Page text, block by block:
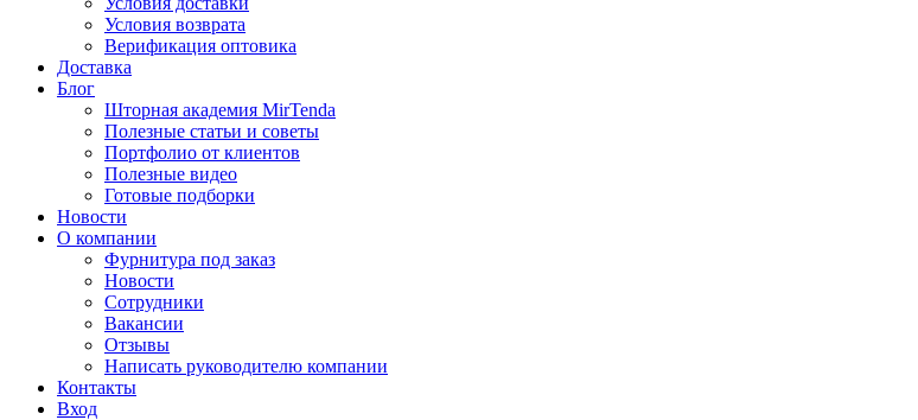
Условия возврата
Верификация оптовика
Доставка
Блог
Шторная академия MirTenda
Полезные статьи и советы
Портфолио от клиентов
Полезные видео
Готовые подборки
Новости
О компании
Фурнитура под заказ
Новости
Сотрудники
Вакансии
Отзывы
Написать руководителю компании
Контакты
Вход